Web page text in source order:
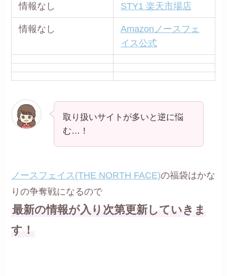
情報なし STY1 楽天市場店
情報なし
Amazonノースフェ
イス公式
取り扱いサイトが多いと逆に悩
む…！
ノースフェイス(THE NORTH FACE)の福袋はかな
りの争奪戦になるので
最新の情報が入り次第更新していきま
す！